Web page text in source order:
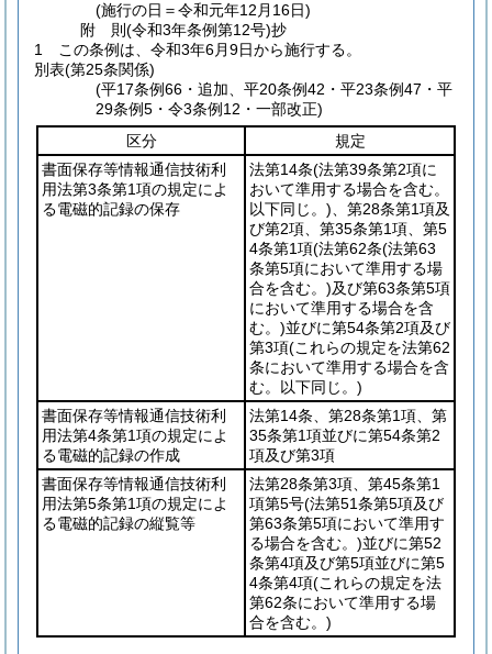
(施行の日＝令和元年12月16日)
附 則(令和3年条例第12号)抄
1
この条例は、令和3年6月9日から施行する。
別表(第25条関係)
(平17条例66・追加、平20条例42・平23条例47・平
29条例5・令3条例12・一部改正)
区分
規定
書面保存等情報通信技術利
用法第3条第1項の規定によ
る電磁的記録の保存
法第14条(法第39条第2項に
おいて準用する場合を含む。
以下同じ。) 、第28条第1項及
び第2項、第35条第1項、第5
4条第1項(法第62条(法第63
条第5項において準用する場
合を含む。)及び第63条第5項
において準用する場合を含
む。)並びに第54条第2項及び
第3項(これらの規定を法第62
条において準用する場合を含
む。以下同じ。)
書面保存等情報通信技術利
用法第4条第1項の規定によ
る電磁的記録の作成
法第14条、第28条第1項、第
35条第1項並びに第54条第2
項及び第3項
書面保存等情報通信技術利
用法第5条第1項の規定によ
る電磁的記録の縦覧等
法第28条第3項、第45条第1
項第5号(法第51条第5項及び
第63条第5項において準用す
る場合を含む。)並びに第52
条第4項及び第5項並びに第5
4条第4項(これらの規定を法
第62条において準用する場
合を含む。)